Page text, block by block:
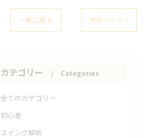
一覧に戻る 次のページ >
カテゴリー Categories
全てのカテゴリー
初心者
スイング解析